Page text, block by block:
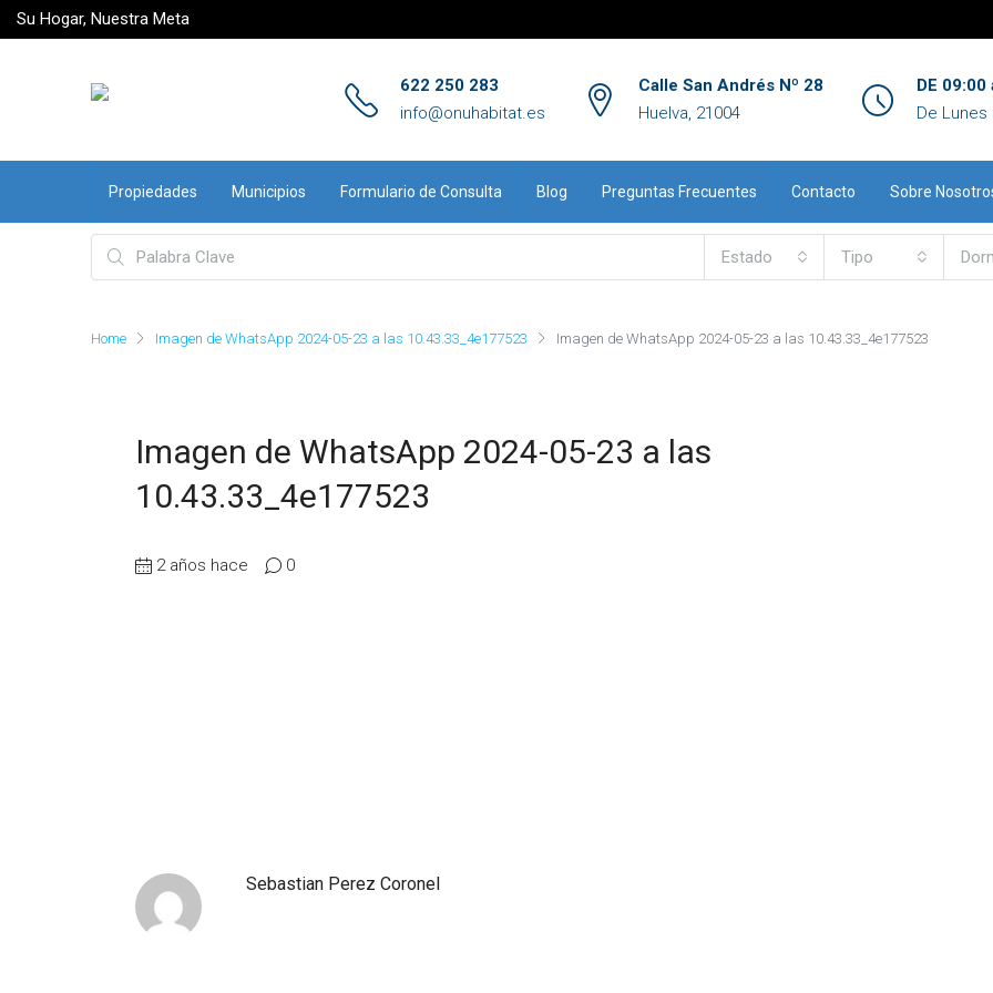
Su Hogar, Nuestra Meta
622 250 283
info@onuhabitat.es
Calle San Andrés Nº 28
Huelva, 21004
DE
De Lunes
Propiedades Municipios Formulario de Consulta Blog Preguntas Frecuentes Contacto Sobre
Estado Tipo
Home Imagen de WhatsApp 2024-05-23 a las 10.43.33_4e177523 Imagen de WhatsApp 2024-05-23 a las 10.43.33_4e177523
Imagen de WhatsApp 2024-05-23 a las
10.43.33_4e177523
2 años hace 0
Sebastian Perez Coronel